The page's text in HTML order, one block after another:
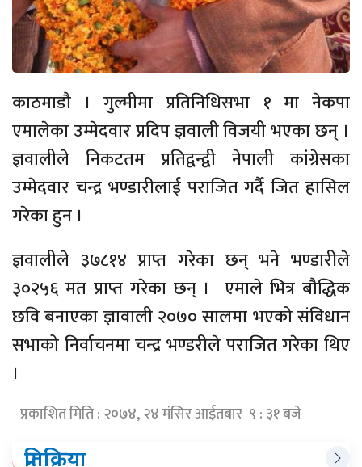
काठमाडौ । गुल्मीमा प्रतिनिधिसभा १ मा नेकपा
एमालेका उम्मेदवार प्रदिप ज्ञवाली विजयी भएका छन् ।
ज्ञवालीले निकटतम प्रतिद्वन्द्वी नेपाली कांग्रेसका
उम्मेदवार चन्द्र भण्डारीलाई पराजित गर्दै जित हासिल
गरेका हुन ।
ज्ञवालीले ३७८१४ प्राप्त गरेका छन् भने भण्डारीले
३०२५६ मत प्राप्त गरेका छन् । एमाले भित्र बौद्धिक
छवि बनाएका ज्ञावाली २०७० सालमा भएको संविधान
सभाको निर्वाचनमा चन्द्र भण्डरीले पराजित गरेका थिए
।
प्रकाशित मिति : २०७४, २४ मंसिर आईतबार ९ : ३१ बजे
प्रतिक्रिया